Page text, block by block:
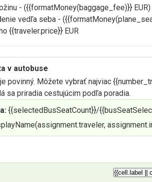
- ({{formatMoney(baggage_fee)}} EUR)
vedľa seba -
{{traveler.price}} EUR
v autobuse
povinný. Môžete vybrať najviac
sa priradia cestujúcim podľa poradia.
{{selectedBusSeatCount}}/
{{cell.label ||